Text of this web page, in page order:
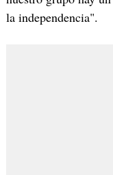
la independencia".